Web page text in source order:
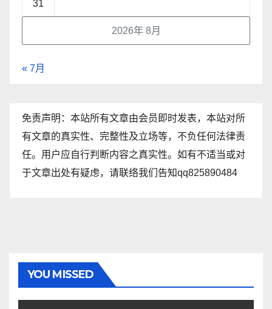
2026年 8月
31
« 7月
免责声明：本站所有文章由会员即时发表，本站对所
有文章的真实性、完整性及立场等，不负任何法律责
任。用户应自行判断内容之真实性。如有不适当或对
于文章出处有疑虑，请联络我们告知qq825890484
YOU MISSED